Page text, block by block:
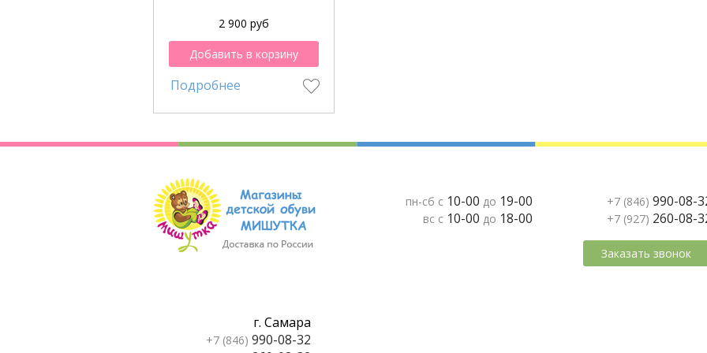
2 900 руб
Добавить в корзину
Подробнее
пн-сб с 10-00 до 19-00
вс с 10-00 до 18-00
+7 (846) 990-08-
+7 (927) 260-08-
Заказать звонок
г. Самара
+7 (846) 990-08-32